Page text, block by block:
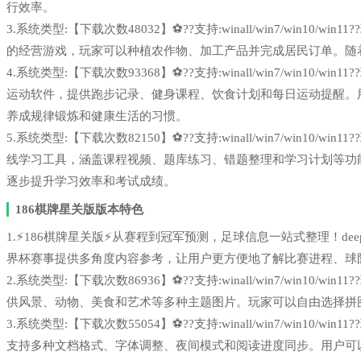
行效率。
3.系统类型:【下载次数48032】⚽??支持:winall/win7/win10/
的经营游戏，玩家可以种植农作物、加工产品并完成居民订单。
4.系统类型:【下载次数93368】⚽??支持:winall/win7/win10/
运动软件，提供跑步记录、健身课程、饮食计划和每日运动提醒
养成规律锻炼和健康生活的习惯。
5.系统类型:【下载次数82150】⚽??支持:winall/win7/win10/
线学习工具，涵盖课程视频、题库练习、错题整理和学习计划等
逐步提升学习效率和考试成绩。
186棋牌星关版版本特色
1.⚡186棋牌星关版⚡从赛程到冠军预测，足球信息一站式整理！
界杯赛事提供多角度内容参考，让用户更方便地了解比赛进程、
2.系统类型:【下载次数86936】⚽??支持:winall/win7/win10/
供风景、动物、美食和艺术等多种主题图片。玩家可以自由选择
3.系统类型:【下载次数55054】⚽??支持:winall/win7/win10/
支持多种文档格式、字体调整、夜间模式和阅读进度同步。用户